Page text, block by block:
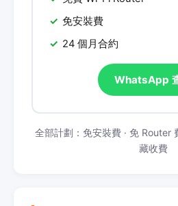
免安裝費
24 個月合約
WhatsApp
全部計劃：免安裝費 · 免 Router
藏收費